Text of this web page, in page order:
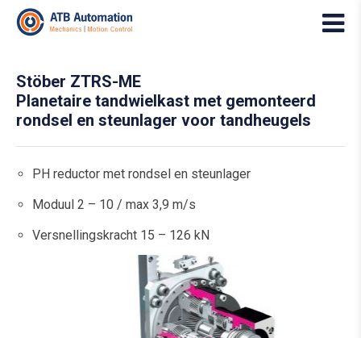
Stöber ZTRS-ME
Planetaire tandwielkast met gemonteerd
rondsel en steunlager voor tandheugels
PH reductor met rondsel en steunlager
Moduul 2 – 10 / max 3,9 m/s
Versnellingskracht 15 – 126 kN